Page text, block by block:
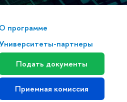
О программе
партнеры
Подать документы
Приемная комиссия